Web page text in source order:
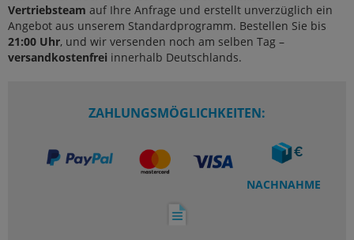
Vertriebsteam auf Ihre Anfrage und erstellt unverzüglich ein
Angebot aus unserem Standardprogramm. Bestellen Sie bis
21:00 Uhr, und wir versenden noch am selben Tag –
versandkostenfrei innerhalb Deutschlands.
ZAHLUNGSMÖGLICHKEITEN:
NACHNAHME